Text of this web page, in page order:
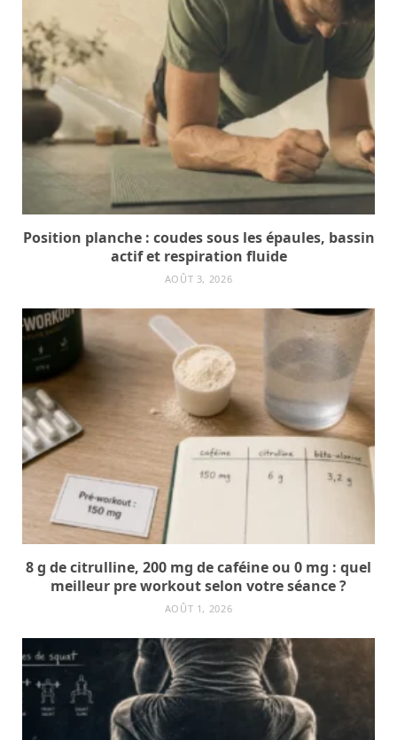
Position planche : coudes sous les épaules, bassin
actif et respiration fluide
AOÛT 3, 2026
8 g de citrulline, 200 mg de caféine ou 0 mg : quel
meilleur pre workout selon votre séance ?
AOÛT 1, 2026